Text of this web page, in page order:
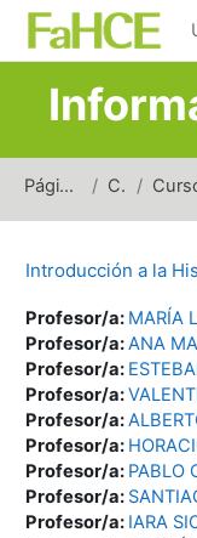
Salta al contenido
Página Principal Cursos
Introducción a la
Profesor/a: MARÍA
Profesor/a:ANA
Profesor/a:
Profesor/a:
Profesor/a:
Profesor/a:
Profesor/a: PABLO
Profesor/a:
Profesor/a: IARA